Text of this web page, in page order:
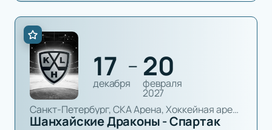
17
декабря
— 20
февраля
2027
Санкт-Петербург, СКА Арена, Хоккейная арена
Шанхайские Драконы - Спартак